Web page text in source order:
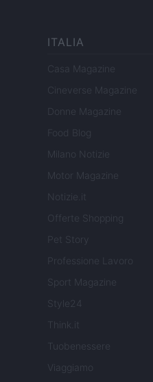
ITALIA
Casa Magazine
Cineverse Magazine
Donne Magazine
Food Blog
Milano Notizie
Motor Magazine
Notizie.it
Offerte Shopping
Pet Story
Professione Lavoro
Sport Magazine
Style24
Think.it
Tuobenessere
Viaggiamo